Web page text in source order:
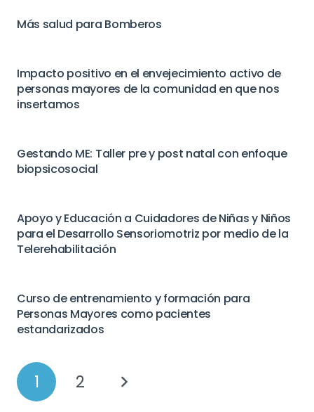
Más salud para Bomberos
Impacto positivo en el envejecimiento activo de
personas mayores de la comunidad en que nos
insertamos
Gestando ME: Taller pre y post natal con enfoque
biopsicosocial
Apoyo y Educación a Cuidadores de Niñas y Niños
para el Desarrollo Sensoriomotriz por medio de la
Telerehabilitación
Curso de entrenamiento y formación para
Personas Mayores como pacientes
estandarizados
1 2